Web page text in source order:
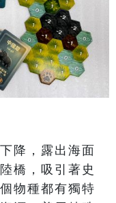
降，露出海面
橋，吸引著史
物種都有獨特